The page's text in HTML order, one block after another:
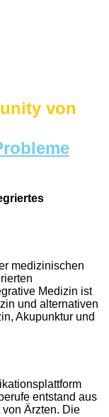
von
medizinischen
Medizin ist
und alternativen
Akupunktur und
entstand aus
Ärzten. Die